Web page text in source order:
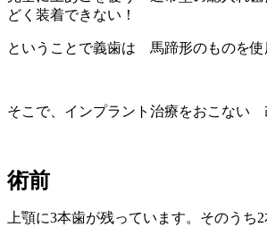
どく装着できない！
ということで義歯は 馬蹄形のものを使
そこで、インプラント治療をおこない
術前
上顎に3本歯が残っています。そのうち